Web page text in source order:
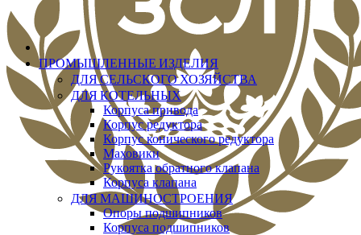
ПРОМЫШЛЕННЫЕ ИЗДЕЛИЯ
ДЛЯ СЕЛЬСКОГО ХОЗЯЙСТВА
ДЛЯ КОТЕЛЬНЫХ
Корпуса привода
Корпус редуктора
Корпус конического редуктора
Маховики
Рукоятка обратного клапана
Корпуса клапана
ДЛЯ МАШИНОСТРОЕНИЯ
Опоры подшипников
Корпуса подшипников